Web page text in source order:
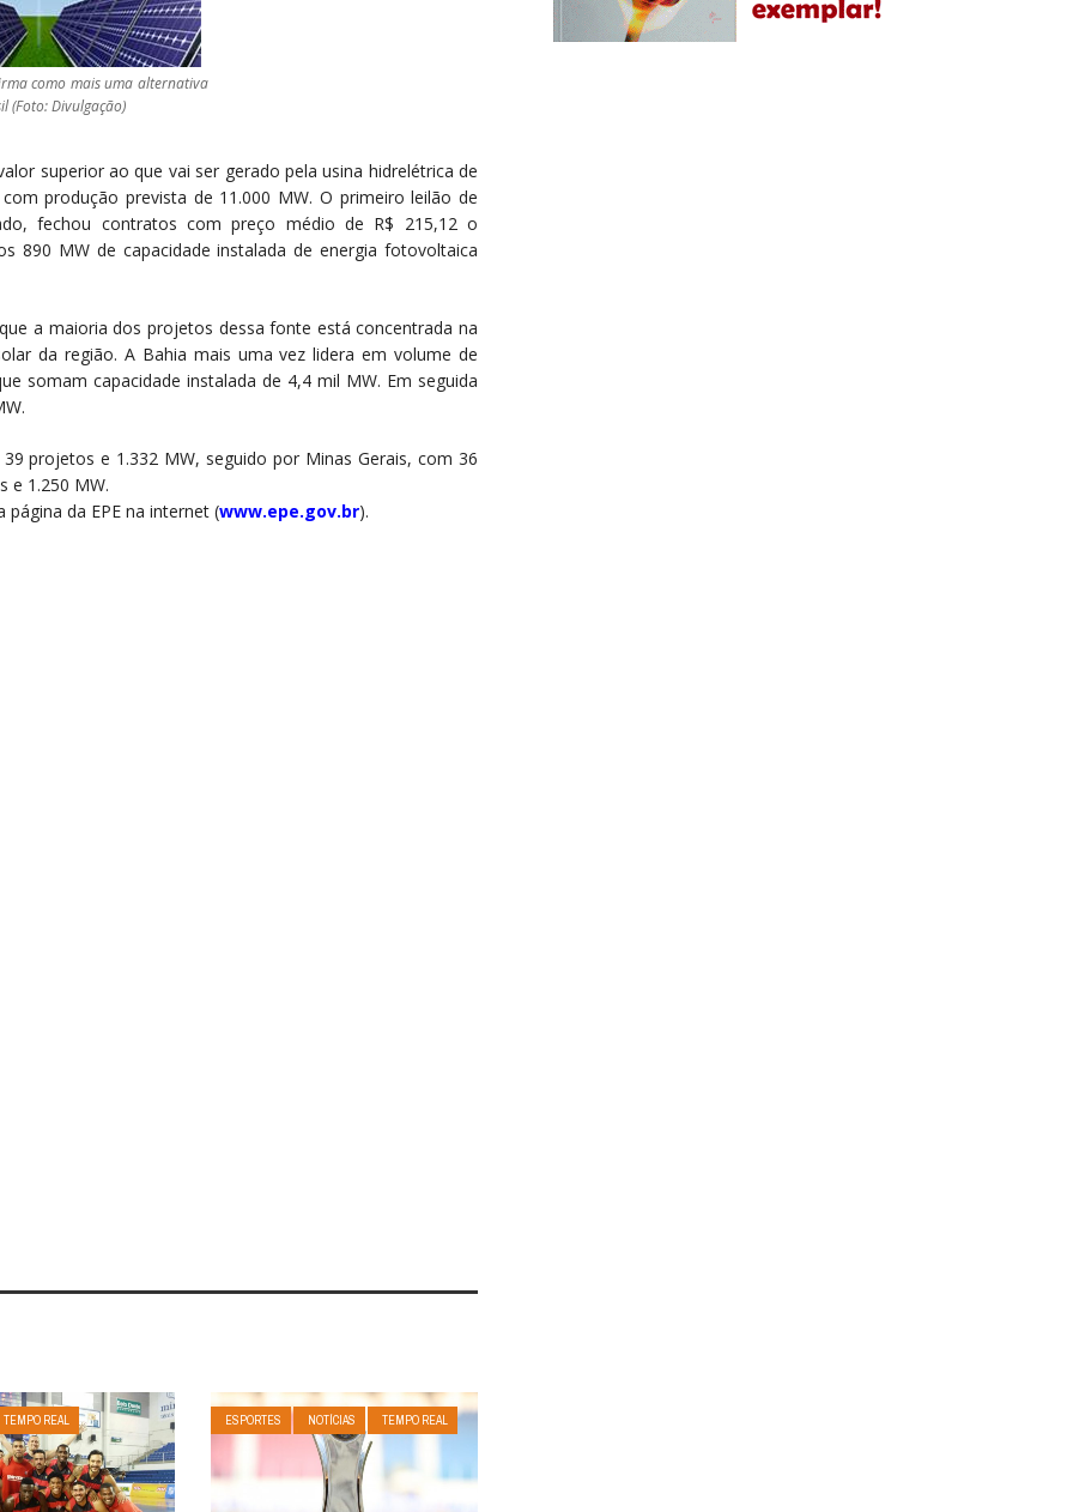
como mais uma alternativa
(Foto: Divulgação)
superior ao que vai ser gerado pela usina hidrelétrica de
produção prevista de 11.000 MW. O primeiro leilão de
fechou contratos com preço médio de R$ 215,12 o
890 MW de capacidade instalada de energia fotovoltaica
a maioria dos projetos dessa fonte está concentrada na
da região. A Bahia mais uma vez lidera em volume de
somam capacidade instalada de 4,4 mil MW. Em seguida
projetos e 1.332 MW, seguido por Minas Gerais, com 36
e 1.250 MW.
da EPE na internet (www.epe.gov.br).
TEMPO REAL ESPORTES NOTÍCIAS TEMPO REAL